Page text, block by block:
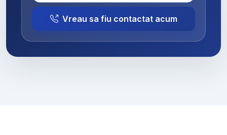
Vreau sa fiu contactat acum